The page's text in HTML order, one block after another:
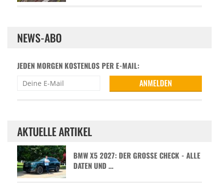
NEWS-ABO
JEDEN MORGEN KOSTENLOS PER E-MAIL:
AKTUELLE ARTIKEL
BMW X5 2027: DER GROSSE CHECK - ALLE D
ATEN UND …